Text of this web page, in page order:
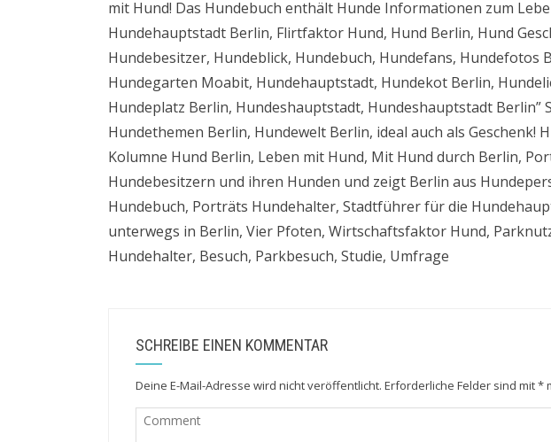
mit Hund! Das Hundebuch enthält Hunde Informationen zum
Hundehauptstadt Berlin, Flirtfaktor Hund, Hund Berlin, Hund
Hundebesitzer, Hundeblick, Hundebuch, Hundefans, Hundefotos
Hundegarten Moabit, Hundehauptstadt, Hundekot Berlin,
Hundeplatz Berlin, Hundeshauptstadt, Hundeshauptstadt Berlin”
Hundethemen Berlin, Hundewelt Berlin, ideal auch als Geschenk!
Kolumne Hund Berlin, Leben mit Hund, Mit Hund durch Berlin,
Hundebesitzern und ihren Hunden und zeigt Berlin aus
Hundebuch, Porträts Hundehalter, Stadtführer für die
unterwegs in Berlin, Vier Pfoten, Wirtschaftsfaktor Hund,
Hundehalter, Besuch, Parkbesuch, Studie, Umfrage
SCHREIBE EINEN KOMMENTAR
Deine E-Mail-Adresse wird nicht veröffentlicht. Erforderliche Felder sind mit*